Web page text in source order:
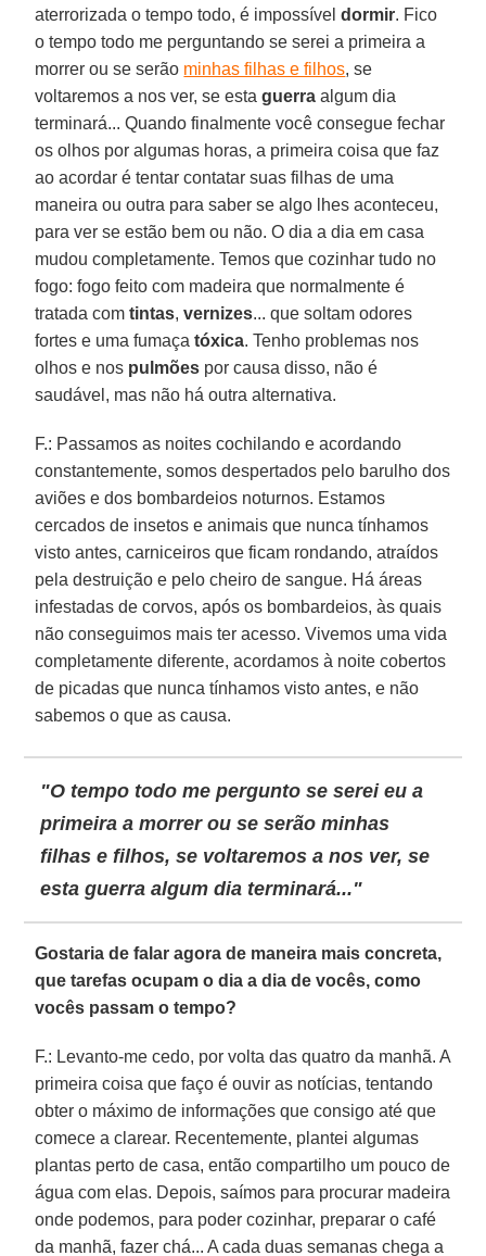
aterrorizada o tempo todo, é impossíveldormir. Fico
o tempo todo me perguntando se serei a primeira a
morrer ou se serão minhas filhas e filhos, se
voltaremos a nos ver, se estaguerra algum dia
terminará... Quando finalmente você consegue fechar
os olhos por algumas horas, a primeira coisa que faz
ao acordar é tentar contatar suas filhas de uma
maneira ou outra para saber se algo lhes aconteceu,
para ver se estão bem ou não. O dia a dia em casa
mudou completamente. Temos que cozinhar tudo no
fogo: fogo feito com madeira que normalmente é
tratada comtintas,vernizes... que soltam odores
fortes e uma fumaçatóxica. Tenho problemas nos
olhos e nos pulmões por causa disso, não é
saudável, mas não há outra alternativa.
F.: Passamos as noites cochilando e acordando
constantemente, somos despertados pelo barulho dos
aviões e dos bombardeios noturnos. Estamos
cercados de insetos e animais que nunca tínhamos
visto antes, carniceiros que ficam rondando, atraídos
pela destruição e pelo cheiro de sangue. Há áreas
infestadas de corvos, após os bombardeios, às quais
não conseguimos mais ter acesso. Vivemos uma vida
completamente diferente, acordamos à noite cobertos
de picadas que nunca tínhamos visto antes, e não
sabemos o que as causa.
"O tempo todo me pergunto se serei eu a
primeira a morrer ou se serão minhas
filhas e filhos, se voltaremos a nos ver, se
esta guerra algum dia terminará..."
Gostaria de falar agora de maneira mais concreta,
que tarefas ocupam o dia a dia de vocês, como
vocês passam o tempo?
F.: Levanto-me cedo, por volta das quatro da manhã. A
primeira coisa que faço é ouvir as notícias, tentando
obter o máximo de informações que consigo até que
comece a clarear. Recentemente, plantei algumas
plantas perto de casa, então compartilho um pouco de
água com elas. Depois, saímos para procurar madeira
onde podemos, para poder cozinhar, preparar o café
da manhã, fazer chá... A cada duas semanas chega a